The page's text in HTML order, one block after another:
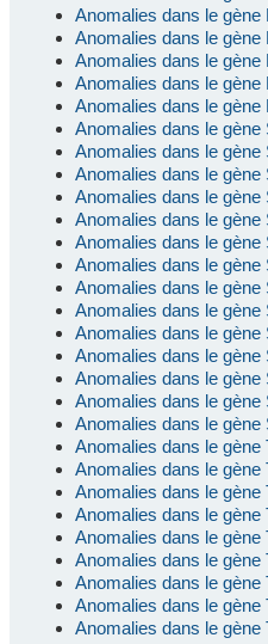
Anomalies dans le gène
Anomalies dans le gène
Anomalies dans le gène
Anomalies dans le gène
Anomalies dans le gène
Anomalies dans le gène
Anomalies dans le gène
Anomalies dans le gène
Anomalies dans le gène
Anomalies dans le gène
Anomalies dans le gène
Anomalies dans le gène
Anomalies dans le gène
Anomalies dans le gène
Anomalies dans le gène
Anomalies dans le gène
Anomalies dans le gène
Anomalies dans le gène
Anomalies dans le gène
Anomalies dans le gène
Anomalies dans le gène
Anomalies dans le gène
Anomalies dans le gène
Anomalies dans le gène
Anomalies dans le gène
Anomalies dans le gène
Anomalies dans le gène
Anomalies dans le gène